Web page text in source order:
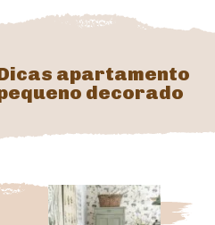
apartamento
decorado